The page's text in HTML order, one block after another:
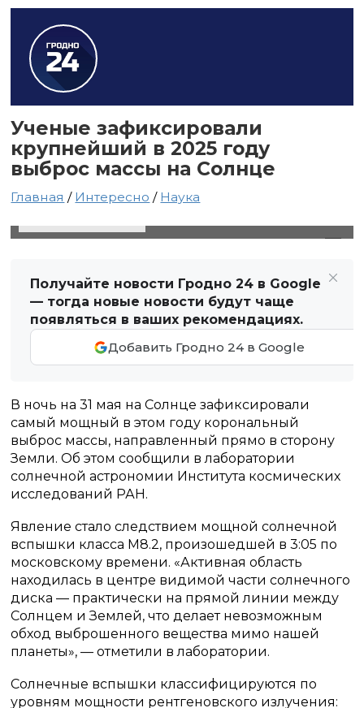
Ученые зафиксировали
крупнейший в 2025 году
выброс массы на Солнце
Главная / Интересно / Наука
Получайте новости Гродно 24 в Google
— тогда новые новости будут чаще
появляться в ваших рекомендациях.
Добавить Гродно 24 в Google
В ночь на 31 мая на Солнце зафиксировали
самый мощный в этом году корональный
выброс массы, направленный прямо в сторону
Земли. Об этом сообщили в лаборатории
солнечной астрономии Института космических
исследований РАН.
Явление стало следствием мощной солнечной
вспышки класса M8.2, произошедшей в 3:05 по
московскому времени. «Активная область
находилась в центре видимой части солнечного
диска — практически на прямой линии между
Солнцем и Землей, что делает невозможным
обход выброшенного вещества мимо нашей
планеты», — отметили в лаборатории.
Солнечные вспышки классифицируются по
уровням мощности рентгеновского излучения: